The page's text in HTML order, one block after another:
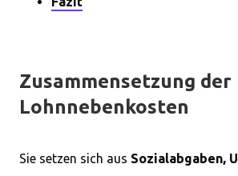
Zusammensetzung der
Lohnnebenkosten
Sie setzen sich aus Sozialabgaben,